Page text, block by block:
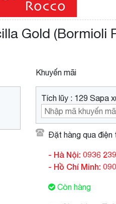
Gold (Bormioli
Khuyến mãi
Tích lũy : 129 Sapa
Đặt hàng qua điện
- Hà Nội: 0936
- Hồ Chí Minh:
Còn hàng